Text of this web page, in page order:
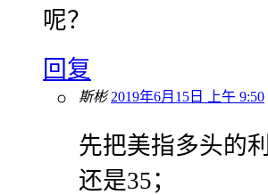
呢？
回复
斯彬 2019年6月15日 上午 9:50
先把美指多头的
还是35；